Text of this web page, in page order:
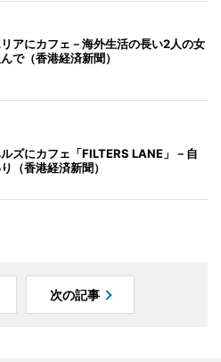
アにカフェ－海外生活の長い2人の女
で（香港経済新聞）
ズにカフェ「FILTERS LANE」－自
（香港経済新聞）
次の記事